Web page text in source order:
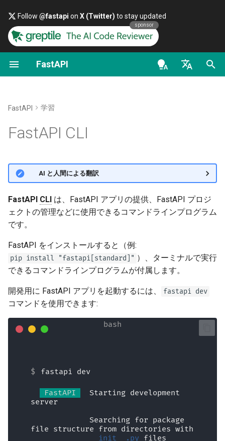
Follow @fastapi on X (Twitter) to stay updated
sponsor
FastAPI
ko - 한국어
pt - português
tr - Türkçe
uk - українська мова
zh - 简体中文
最初のステップ
クエリパラメータと文字列の
検証
パスパラメータと数値の検証
クエリパラメータモデル
ボディ - 複数のパラメータ
ボディ - フィールド
ボディ - ネストされたモデル
リクエストのExampleデータ
クッキーのパラメータ
クッキーパラメータモデル
依存関係としてのクラス
セキュリティ - 最初の一歩
化）によるOAuth2、JWT
データのストリーミング
カスタムレスポンス -
HTML、ストリーム、ファイ
OpenAPI の追加レスポンス
レスポンスの Cookie
レスポンスヘッダー
レスポンス - ステータスコー
ドの変更
高度な依存関係
OAuth2 のスコープ
Request を直接使う
Dataclasses の使用
高度なミドルウェア
pyproject.toml でアプリの
パス指定または
fastapi dev
fastapi run
FastAPIのバージョンについ
FastAPI Cloud
HTTPS について
デプロイメントのコンセプト
クラウドプロバイダへの
FastAPI デプロイ
Server Workers - ワーカー付
きUvicorn
コンテナ内のFastAPI -
Docker
一般 - ハウツー - レシピ
への移行
GraphQL
APIRoute クラス
OpenAPI の拡張
入力と出力でOpenAPIのスキ
ーマを分けるかどうか
カスタムドキュメント UI の
静的アセット（セルフホステ
ィング）
Swagger UI の設定
古い 403 認証エラーのステ
ータスコードを使う
FastAPI class
Exceptions - HTTPException
and WebSocketException
Dependencies - Depends()
and Security()
APIRouter class
Background Tasks -
BackgroundTasks
Request class
WebSockets
Response class
Custom Response Classes -
Streaming, etc.
OpenAPI docs
FastAPI People
Full Stack FastAPI テンプレ
ート
External Links
FastAPI and friends
newsletter
代替ツールから受けたインス
歴史、設計、そしてこれから
ベンチマーク
FastAPI 学習
FastAPI CLI
🌐 AI と人間による翻訳
FastAPI CLI は、FastAPI アプリの提供、FastAPI プロジ
ェクトの管理などに使用できるコマンドラインプログラム
です。
FastAPI をインストールすると（例:
pip install "fastapi[standard]" ）、ターミナルで実行
できるコマンドラインプログラムが付属します。
開発用に FastAPI アプリを起動するには、 fastapi dev
コマンドを使用できます:
fastapi dev
FastAPI
  Starting development
server 🚀
file structure from directories with
__init__.py files